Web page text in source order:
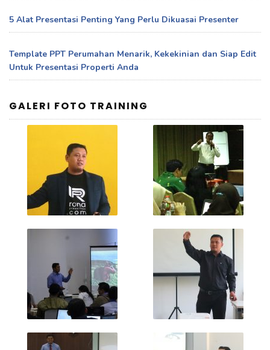
5 Alat Presentasi Penting Yang Perlu Dikuasai Presenter
Template PPT Perumahan Menarik, Kekekinian dan Siap Edit
Untuk Presentasi Properti Anda
GALERI FOTO TRAINING